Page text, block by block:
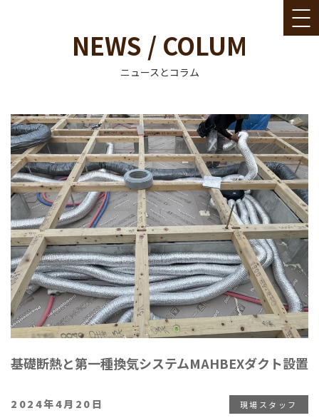
NEWS / COLUM
ニュースとコラム
コ
ン
テ
ン
ツ
へ
ス
キ
ッ
プ
基礎断熱と第一種換気システムMAHBEXダクト設置
投
2024年4月20日 現場スタッフ